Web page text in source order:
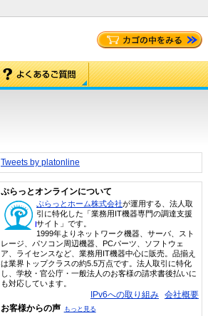
Tweets by platonline
ぷらっとオンラインについて
ぷらっとホーム株式会社が運用する、法人取
引に特化した「業務用IT機器専門の調達支援
サイト」です。
1999年よりネットワーク機器、サーバ、スト
レージ、パソコン周辺機器、PCパーツ、ソフトウェ
ア、ライセンスなど、業務用IT機器中心に販売。品揃え
は業界トップクラスの約5.5万点です。法人取引に特化
し、学校・官公庁・一般法人のお客様の請求書後払いに
も対応しています。
IPv6への取り組み 会社概要
お客様からの声 もっと見る